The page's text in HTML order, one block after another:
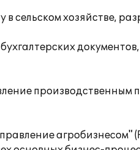
сельском хозяйстве,
производственным
агробизнесом"